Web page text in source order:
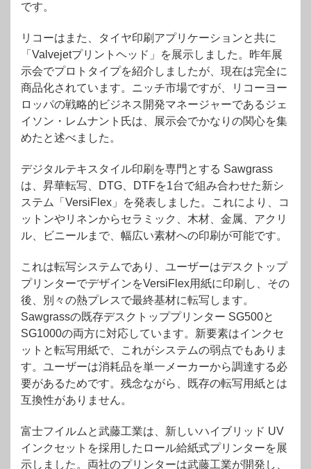
です。
リコーはまた、タイヤ印刷アプリケーションと共に
「Valvejetプリントヘッド」を展示しました。昨年展
示会でプロトタイプを紹介しましたが、現在は完全に
商品化されています。ニッチ市場ですが、リコーヨー
ロッパの戦略的ビジネス開発マネージャーであるジェ
イソン・レムナント氏は、展示会でかなりの関心を集
めたと述べました。
デジタルテキスタイル印刷を専門とする Sawgrass
は、昇華転写、DTG、DTFを1台で組み合わせた新シ
ステム「VersiFlex」を発表しました。これにより、コ
ットンやリネンからセラミック、木材、金属、アクリ
ル、ビニールまで、幅広い素材への印刷が可能です。
これは転写システムであり、ユーザーはデスクトップ
プリンターでデザインをVersiFlex用紙に印刷し、その
後、別々の熱プレスで最終基材に転写します。
Sawgrassの既存デスクトッププリンター SG500と
SG1000の両方に対応しています。新要素はインクセ
ットと転写用紙で、これがシステムの弱点でもありま
す。ユーザーは消耗品を単一メーカーから調達する必
要があるためです。残念ながら、既存の転写用紙とは
互換性がありません。
富士フイルムと武藤工業は、新しいハイブリッド UV
インクセットを採用したロール給紙式プリンターを展
示しました。両社のプリンターは武藤工業が開発し、